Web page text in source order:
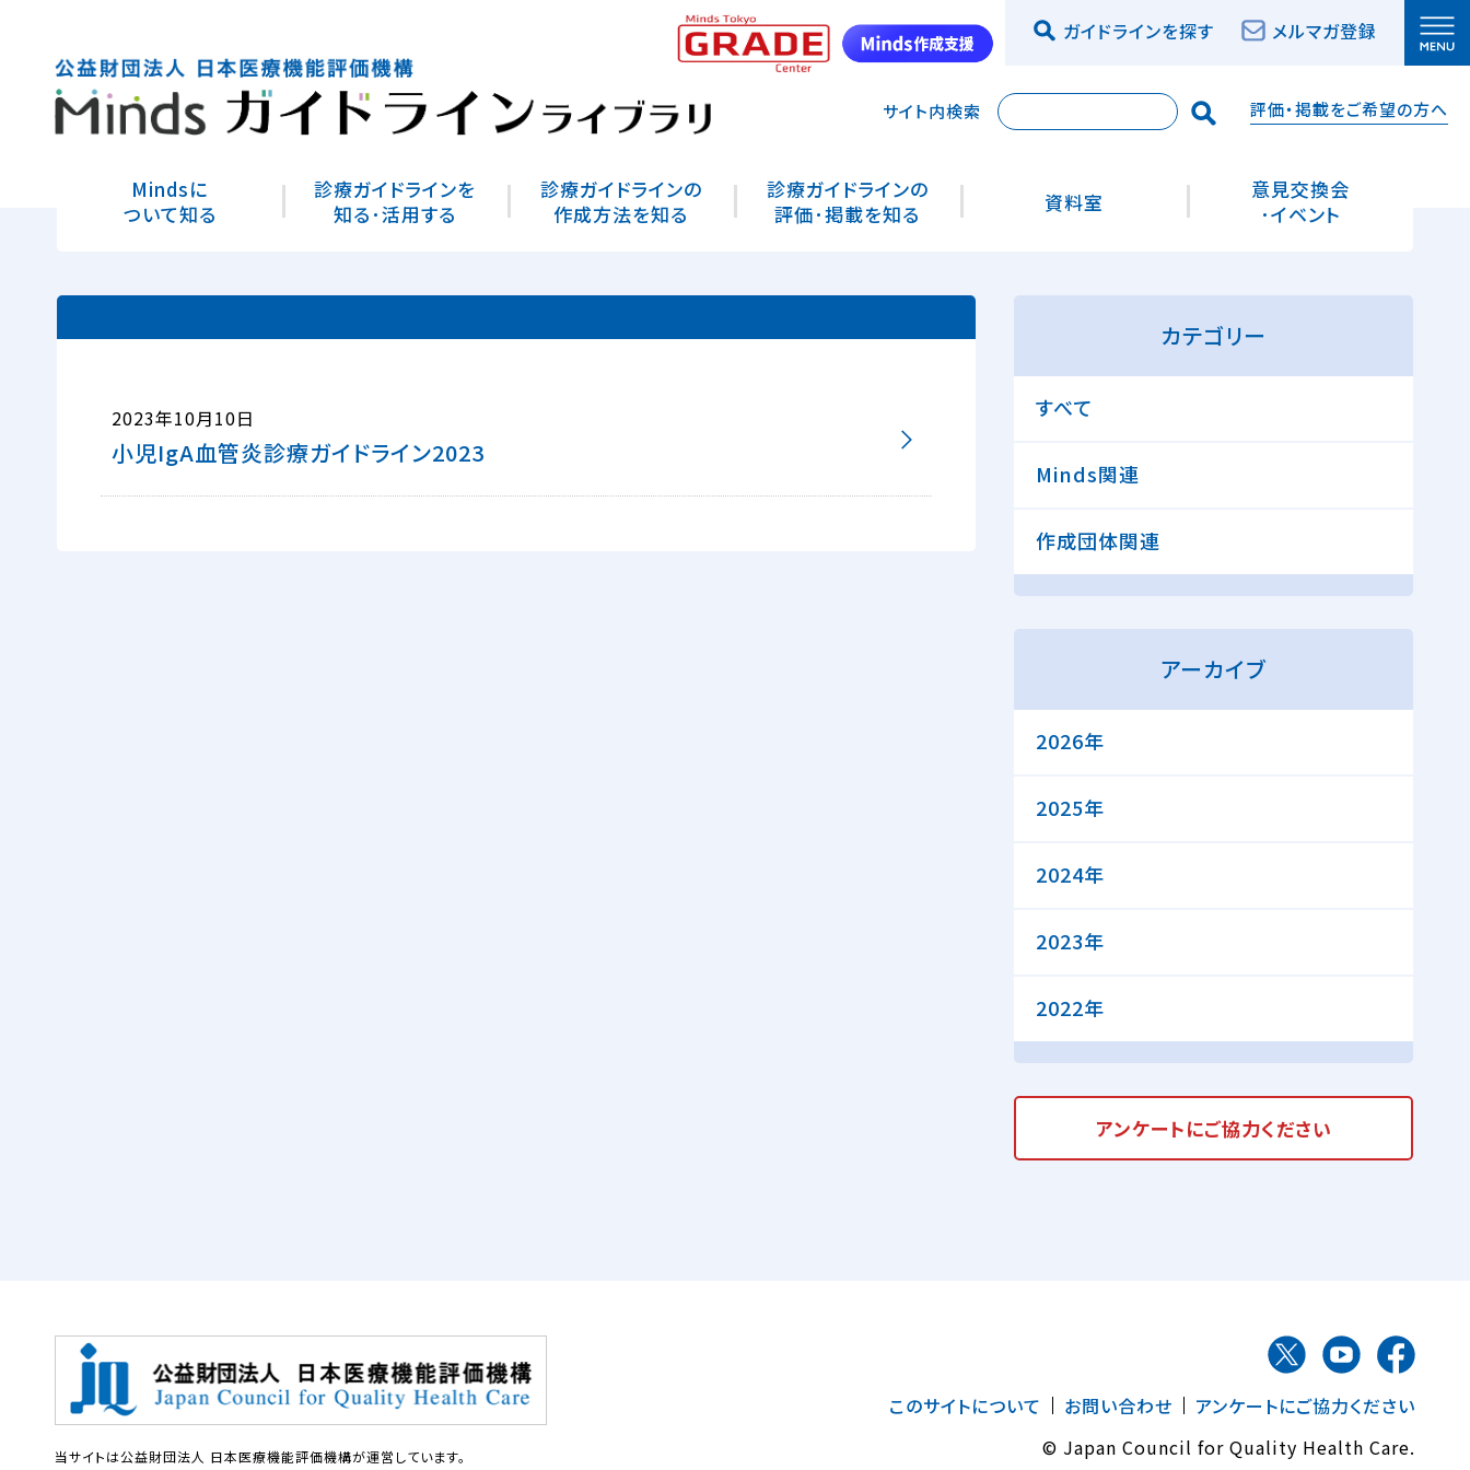
2023年10月10日
小児IgA血管炎診療ガイドライン2023
カテゴリー
すべて
Minds関連
作成団体関連
アーカイブ
2026年
2025年
2024年
2023年
2022年
アンケートにご協力ください
Mindsに
ついて知る
診療ガイドラインを
知る･活用する
診療ガイドラインの
作成方法を知る
診療ガイドラインの
評価･掲載を知る
資料室
意見交換会
･イベント
ガイドラインを探す メルマガ登録
評価・掲載をご希望の方へ
サイト内検索
当サイトは公益財団法人 日本医療機能評価機構が運営しています。
このサイトについて お問い合わせ
アンケートにご協力ください
© Japan Council for Quality Health Care.